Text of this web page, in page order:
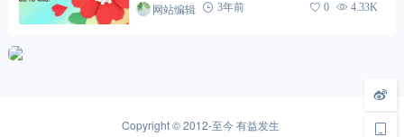
网站编辑 3年前 0 4.33K
Copyright © 2012-至今有益发生